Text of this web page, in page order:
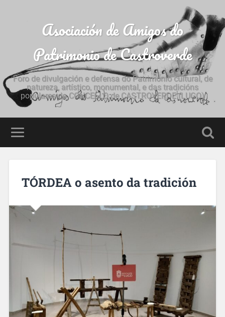
Asociación de Amigos do
Patrimonio de Castroverde
Foro de divulgación e defensa do Patrimonio cultural, de
natureza, artístico, monumental, e das tradicións
populares do CONCELLO de CASTROVERDE (LUGO)
TÓRDEA o asento da tradición